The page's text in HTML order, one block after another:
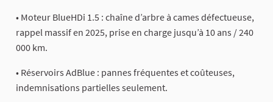
• Moteur BlueHDi 1.5 : chaîne d’arbre à cames défectueuse,
rappel massif en 2025, prise en charge jusqu’à 10 ans / 240
000 km.
• Réservoirs AdBlue : pannes fréquentes et coûteuses,
indemnisations partielles seulement.